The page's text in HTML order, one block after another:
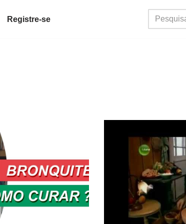
Registre-se